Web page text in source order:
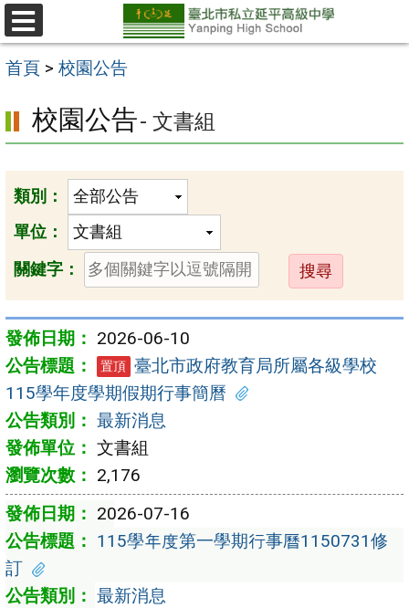
跳
至
主
容
區
選
單
首頁 > 校園公告
校園公告- 文書組
類別：
單位：
關鍵字：
送
出
2026-06-10
置頂 臺北市政府教育局所屬各級學校
115學年度學期假期行事簡曆
最新消息
文書組
2,176
2026-07-16
115學年度第一學期行事曆1150731修
訂
最新消息